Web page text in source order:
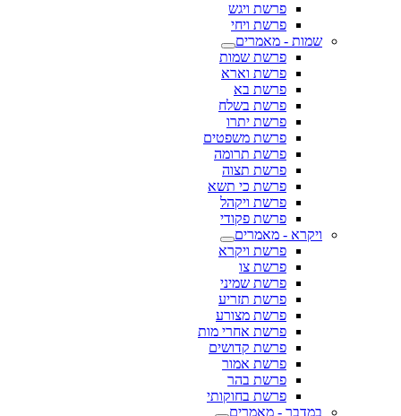
פרשת ויגש
פרשת ויחי
שמות - מאמרים
פרשת שמות
פרשת וארא
פרשת בא
פרשת בשלח
פרשת יתרו
פרשת משפטים
פרשת תרומה
פרשת תצוה
פרשת כי תשא
פרשת ויקהל
פרשת פקודי
ויקרא - מאמרים
פרשת ויקרא
פרשת צו
פרשת שמיני
פרשת תזריע
פרשת מצורע
פרשת אחרי מות
פרשת קדושים
פרשת אמור
פרשת בהר
פרשת בחוקותי
במדבר - מאמרים